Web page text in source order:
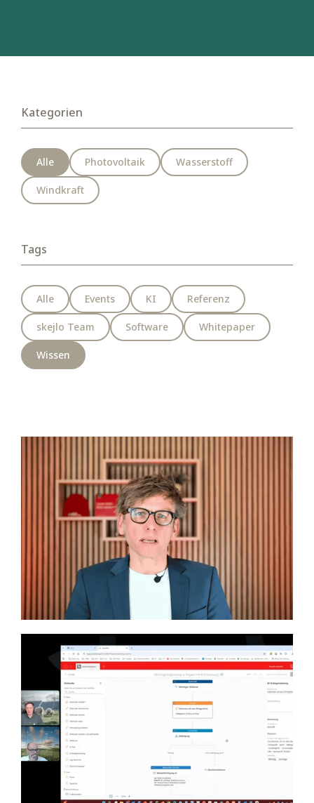
Kategorien
Alle Photovoltaik Wasserstoff
Windkraft
Tags
Alle Events KI Referenz
skejlo Team Software Whitepaper
Wissen